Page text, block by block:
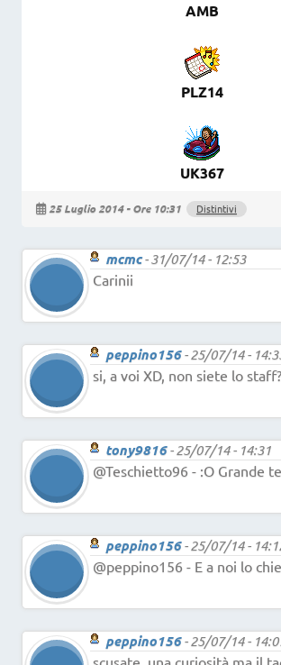
AMB
PLZ14
UK367
25 Luglio 2014 - Ore 10:31 Distintivi
mcmc-31/07/14 - 12:53
Carinii
peppino156-25/07/14 -
si, a voi XD, non siete lo staff?
tony9816-25/07/14 - 14:31
@Teschietto96 - :O Grande
peppino156-25/07/14 -
@peppino156 - E a noi lo
peppino156-25/07/14 -
scusate, una curiosità ma il